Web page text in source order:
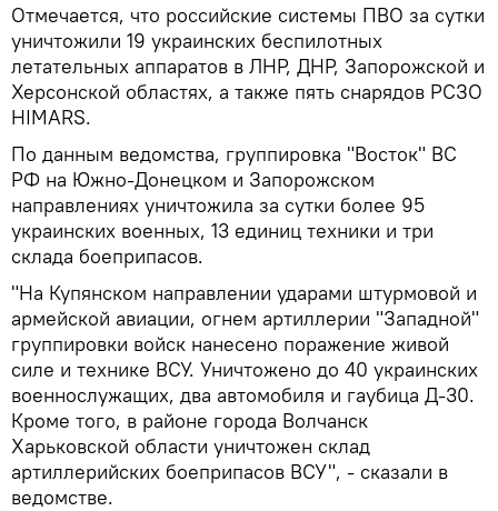
Отмечается, что российские системы ПВО за сутки
уничтожили 19 украинских беспилотных
летательных аппаратов в ЛНР, ДНР, Запорожской и
Херсонской областях, а также пять снарядов РСЗО
HIMARS.
По данным ведомства, группировка "Восток" ВС
РФ на Южно-Донецком и Запорожском
направлениях уничтожила за сутки более 95
украинских военных, 13 единиц техники и три
склада боеприпасов.
"На Купянском направлении ударами штурмовой и
армейской авиации, огнем артиллерии "Западной"
группировки войск нанесено поражение живой
силе и технике ВСУ. Уничтожено до 40 украинских
военнослужащих, два автомобиля и гаубица Д-30.
Кроме того, в районе города Волчанск
Харьковской области уничтожен склад
артиллерийских боеприпасов ВСУ", - сказали в
ведомстве.